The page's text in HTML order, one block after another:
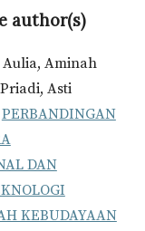
author(s)
Aminah
Asti
PERBANDINGAN
DAN
KEBUDAYAAN